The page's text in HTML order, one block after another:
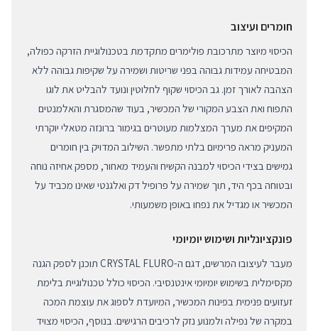
חומרים ועיצוב
הכיסוי מיוצר מתרכובת פולימרים מתקדמת בטכנולוגיית הזרקה כפולה,
המבטיחה עמידות גבוהה בפני שריטות ושמירה על שקיפות גבוהה ללא
הצהבה לאורך זמן. גב הכיסוי שקוף לחלוטין ונועד להבליט את לוגו
התפוח ואת הצבע המקורי של המכשיר, בעוד שהמסגרת והאלמנטים
המקיפים את מערך המצלמות מעוטרים בגימור ברונזה מטאלי יוקרתי
המעניק מראה פרימיום בלתי מתפשר. השילוב המדויק בין חומרים
גמישים בצידי הכיסוי למבנה הקשיח והעמיד מאחור, מספק אחיזה נוחה
ובטוחה בכף היד, תוך שמירה על פרופיל דק ואלגנטי שאינו מכביד על
המכשיר או מגדיל את נפחו באופן משמעותי.
פונקציונליות ושימוש יומיומי
מעבר לעיצובו המרשים, דגם ה-CRYSTAL FLURO תוכנן לספק הגנה
מקסימלית בשימוש יומיומי אינטנסיבי. הכיסוי כולל טכנולוגיית בלימת
זעזועים פנימית בפינות המכשיר, המיועדת לספוג את עוצמת המכה
במקרה של נפילה ולמנוע נזק לרכיבים הרגישים. בנוסף, הכיסוי מצויד